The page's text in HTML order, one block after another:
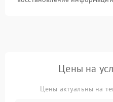
Цены на
Цены актуальны на